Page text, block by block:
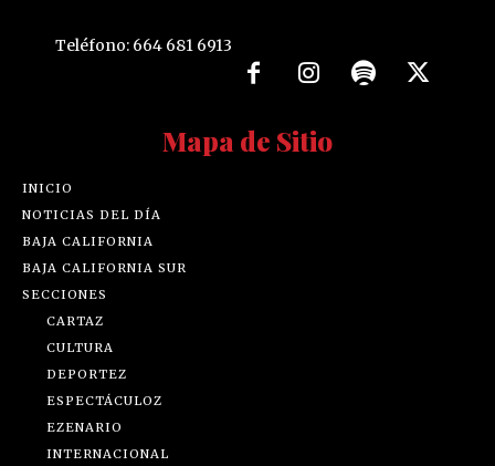
Teléfono: 664 681 6913
Mapa de Sitio
INICIO
NOTICIAS DEL DÍA
BAJA CALIFORNIA
BAJA CALIFORNIA SUR
SECCIONES
CARTAZ
CULTURA
DEPORTEZ
ESPECTÁCULOZ
EZENARIO
INTERNACIONAL